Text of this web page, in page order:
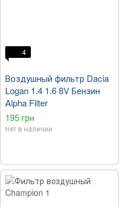
4
Воздушный фильтр Dacia
Logan 1.4 1.6 8V Бензин
Alpha Filter
195 грн
Нет в наличии